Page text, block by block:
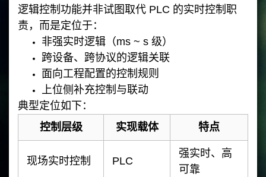
逻辑控制功能并非试图取代 PLC 的实时控制职
责，而是定位于：
非强实时逻辑（ms ~ s 级）
跨设备、跨协议的逻辑关联
面向工程配置的控制规则
上位侧补充控制与联动
典型定位如下：
控制层级
实现载体 特点
现场实时控制 PLC
强实时、高
可靠